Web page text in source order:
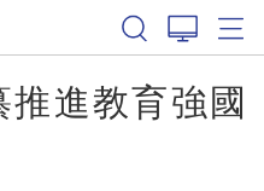
推進教育強國